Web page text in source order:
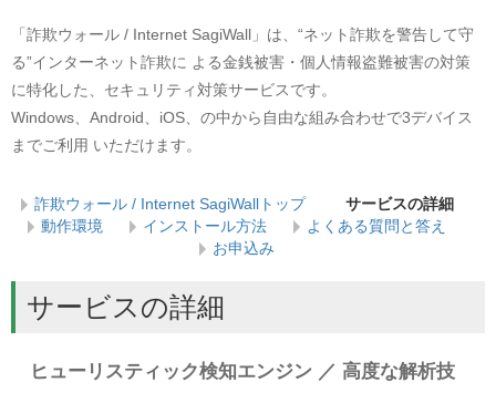
「詐欺ウォール / Internet SagiWall」は、“ネット詐欺を警告して守
る”インターネット詐欺に よる金銭被害・個人情報盗難被害の対策
に特化した、セキュリティ対策サービスです。
Windows、Android、iOS、の中から自由な組み合わせで3デバイス
までご利用 いただけます。
詐欺ウォール / Internet SagiWallトップ
サービスの詳細
動作環境
インストール方法
よくある質問と答え
お申込み
サービスの詳細
ヒューリスティック検知エンジン ／ 高度な解析技